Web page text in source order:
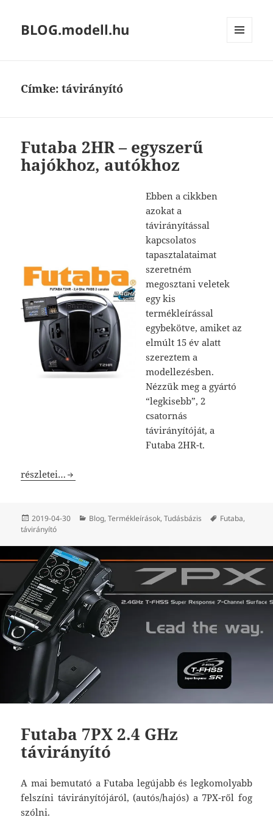
BLOG.modell.hu
Címke:távirányító
Futaba 2HR – egyszerű
hajókhoz, autókhoz
Ebben a cikkben
azokat a
távirányítással
kapcsolatos
tapasztalataimat
szeretném
megosztani veletek
egy kis
termékleírással
egybekötve, amiket az
elmúlt 15 év alatt
szereztem a
modellezésben.
Nézzük meg a gyártó
“legkisebb”, 2
csatornás
távirányítóját, a
Futaba 2HR-t.
Futaba 2HR – egyszerű hajókhoz, autókhoz
részletei…
Közzétéve
2019-04-30 Kategória
Blog,Termékleírások,Tudásbázis Címke
Futaba,
távirányító
Futaba 7PX 2.4 GHz
távirányító
A mai bemutató a Futaba legújabb és legkomolyabb
felszíni távirányítójáról, (autós/hajós) a 7PX-ről fog
szólni.